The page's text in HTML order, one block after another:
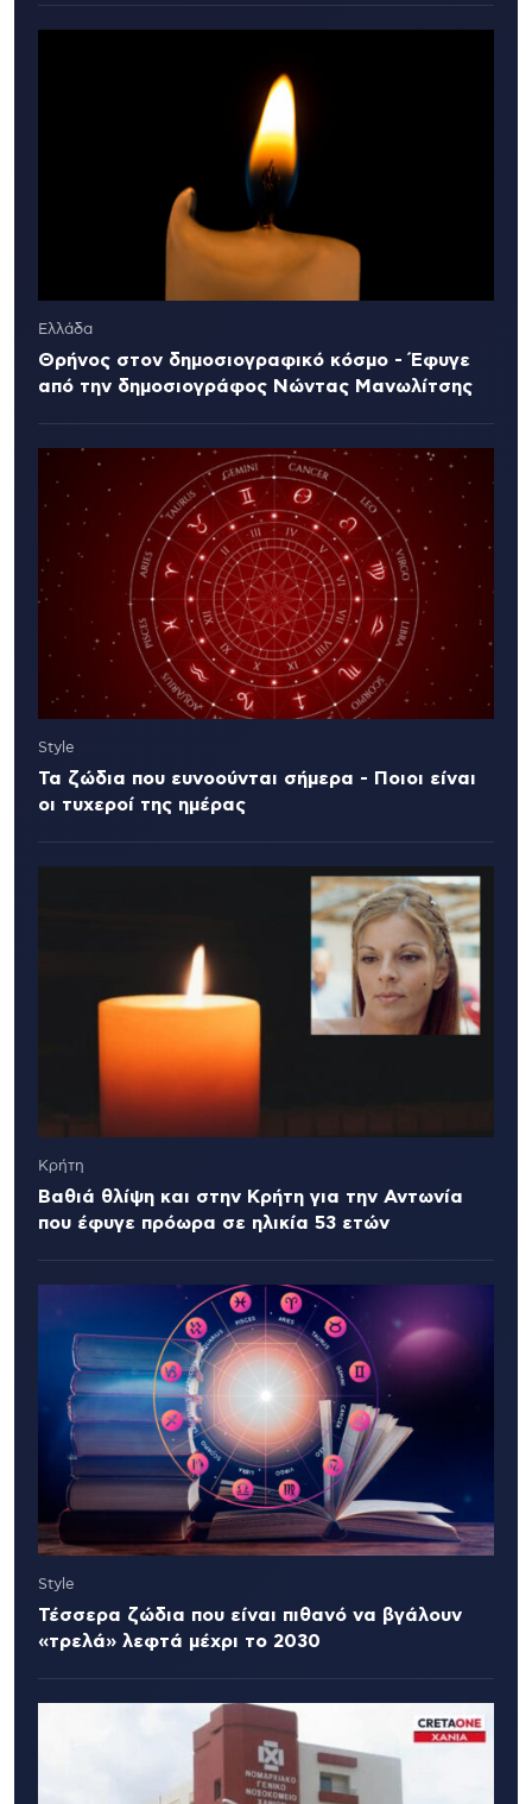
Ελλάδα
Θρήνος στον δημοσιογραφικό κόσμο - Έφυγε
από την δημοσιογράφος Νώντας Μανωλίτσης
Style
Τα ζώδια που ευνοούνται σήμερα - Ποιοι είναι
οι τυχεροί της ημέρας
Κρήτη
Βαθιά θλίψη και στην Κρήτη για την Αντωνία
που έφυγε πρόωρα σε ηλικία 53 ετών
Style
Τέσσερα ζώδια που είναι πιθανό να βγάλουν
«τρελά» λεφτά μέχρι το 2030